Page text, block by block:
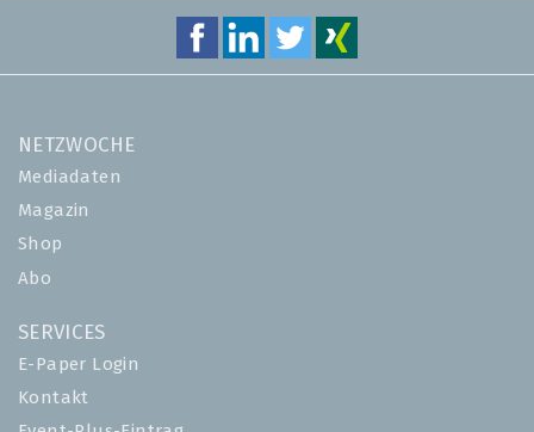
NETZWOCHE
Mediadaten
Magazin
Shop
Abo
SERVICES
E-Paper Login
Kontakt